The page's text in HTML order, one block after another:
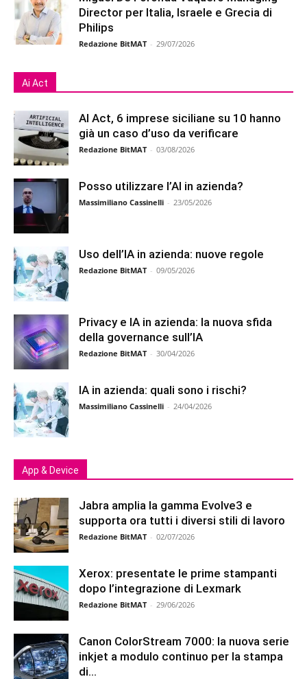
Director per Italia, Israele e Grecia di
Philips
Redazione BitMAT - 29/07/2026
Ai Act
AI Act, 6 imprese siciliane su 10 hanno
già un caso d’uso da verificare
Redazione BitMAT - 03/08/2026
Posso utilizzare l’AI in azienda?
Massimiliano Cassinelli - 23/05/2026
Uso dell’IA in azienda: nuove regole
Redazione BitMAT - 09/05/2026
Privacy e IA in azienda: la nuova sfida
della governance sull’IA
Redazione BitMAT - 30/04/2026
IA in azienda: quali sono i rischi?
Massimiliano Cassinelli - 24/04/2026
App & Device
Jabra amplia la gamma Evolve3 e
supporta ora tutti i diversi stili di lavoro
Redazione BitMAT - 02/07/2026
Xerox: presentate le prime stampanti
dopo l’integrazione di Lexmark
Redazione BitMAT - 29/06/2026
Canon ColorStream 7000: la nuova serie
inkjet a modulo continuo per la stampa
di...